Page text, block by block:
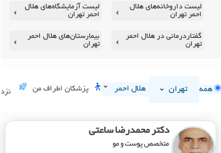
لیست داروخانه‌های هلال
احمر تهران
لیست آزمایشگاه‌های هلال
احمر تهران
گفتاردرمانی در هلال احمر
تهران
بیمارستان‌های هلال احمر
تهران
همه تهران هلال احمر پزشکان اطراف من
دکتر محمدرضا ساعتی
متخصص پوست و مو